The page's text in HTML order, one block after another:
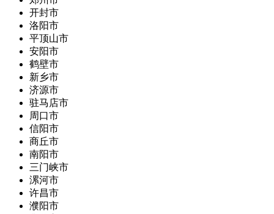
开封市
洛阳市
平顶山市
安阳市
鹤壁市
新乡市
济源市
驻马店市
周口市
信阳市
商丘市
南阳市
三门峡市
漯河市
许昌市
濮阳市